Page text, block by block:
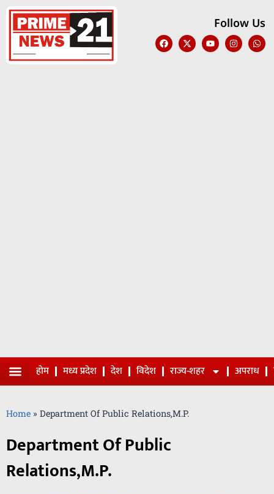
Follow Us
होम मध्य प्रदेश देश विदेश राज्य-शहर अपराध
Home » Department Of Public Relations,M.P.
Department Of Public
Relations,M.P.